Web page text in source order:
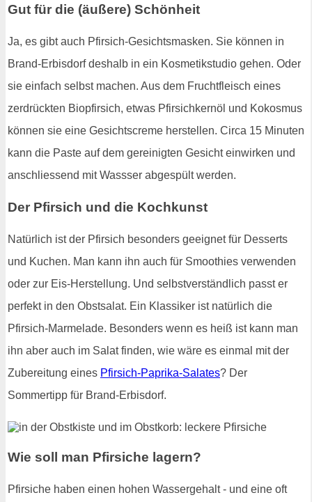
Gut für die (äußere) Schönheit
Ja, es gibt auch Pfirsich-Gesichtsmasken. Sie können in
Brand-Erbisdorf deshalb in ein Kosmetikstudio gehen. Oder
sie einfach selbst machen. Aus dem Fruchtfleisch eines
zerdrückten Biopfirsich, etwas Pfirsichkernöl und Kokosmus
können sie eine Gesichtscreme herstellen. Circa 15 Minuten
kann die Paste auf dem gereinigten Gesicht einwirken und
anschliessend mit Wassser abgespült werden.
Der Pfirsich und die Kochkunst
Natürlich ist der Pfirsich besonders geeignet für Desserts
und Kuchen. Man kann ihn auch für Smoothies verwenden
oder zur Eis-Herstellung. Und selbstverständlich passt er
perfekt in den Obstsalat. Ein Klassiker ist natürlich die
Pfirsich-Marmelade. Besonders wenn es heiß ist kann man
ihn aber auch im Salat finden, wie wäre es einmal mit der
Zubereitung eines Pfirsich-Paprika-Salates? Der
Sommertipp für Brand-Erbisdorf.
Wie soll man Pfirsiche lagern?
Pfirsiche haben einen hohen Wassergehalt - und eine oft